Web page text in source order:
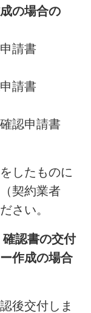
の場合の
請書
請書
認申請書
したものに
契約業者
さい。
認書の交付
作成の場合
後交付しま